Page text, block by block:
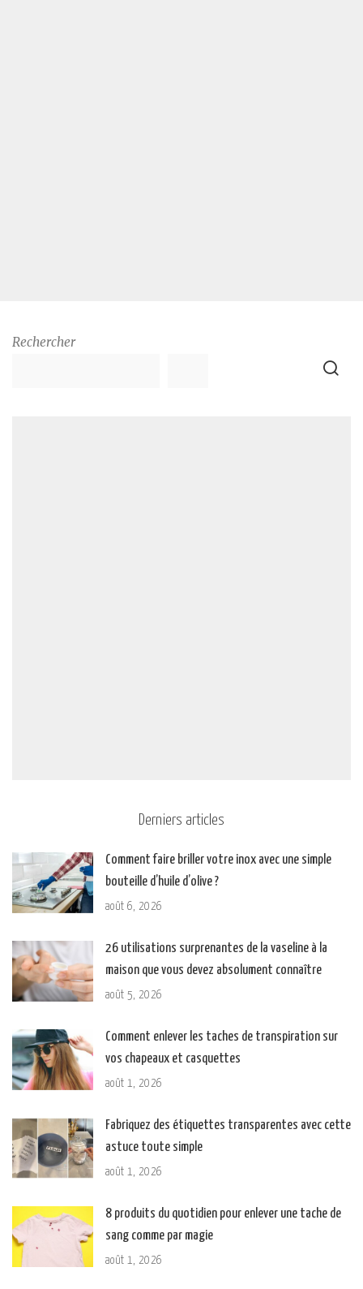
Rechercher
Derniers articles
Comment faire briller votre inox avec une simple
bouteille d’huile d’olive ?
août 6, 2026
26 utilisations surprenantes de la vaseline à la
maison que vous devez absolument connaître
août 5, 2026
Comment enlever les taches de transpiration sur
vos chapeaux et casquettes
août 1, 2026
Fabriquez des étiquettes transparentes avec cette
astuce toute simple
août 1, 2026
8 produits du quotidien pour enlever une tache de
sang comme par magie
août 1, 2026